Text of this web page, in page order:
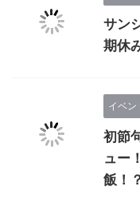
サン
期休
イベン
初節
ュー
飯！？